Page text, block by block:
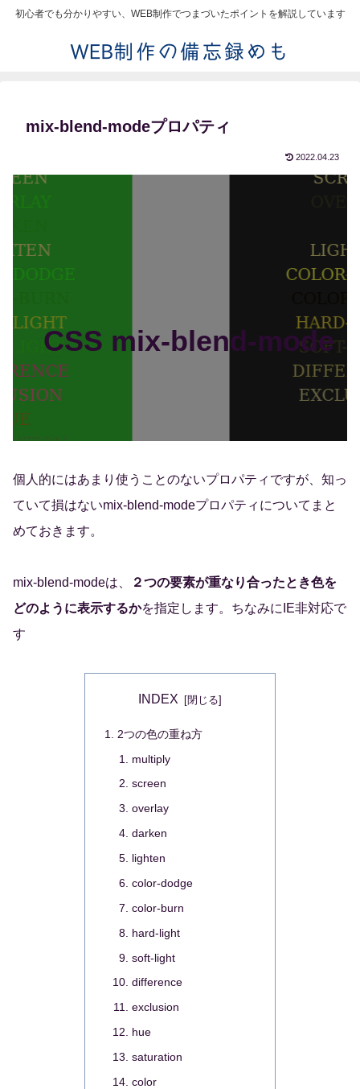
初心者でも分かりやすい、WEB制作でつまづいたポイントを解説しています
mix-blend-modeプロパティ
2022.04.23
CSS mix-blend-mode
個人的にはあまり使うことのないプロパティですが、知っ
ていて損はないmix-blend-modeプロパティについてまと
めておきます。
mix-blend-modeは、
２つの要素が重なり合ったとき色を
どのように表示するかを指定します。ちなみにIE非対応で
す
INDEX
2つの色の重ね方
multiply
screen
overlay
darken
lighten
color-dodge
color-burn
hard-light
soft-light
difference
exclusion
hue
saturation
color